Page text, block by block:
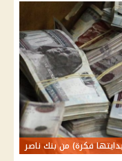
فكرة) من بنك ناصر